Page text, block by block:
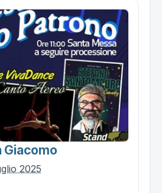
Giacomo
2025